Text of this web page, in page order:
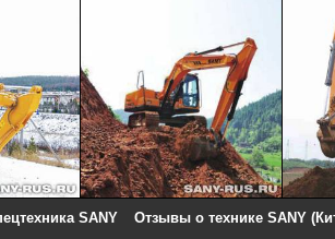
SANY Отзывы о технике SANY